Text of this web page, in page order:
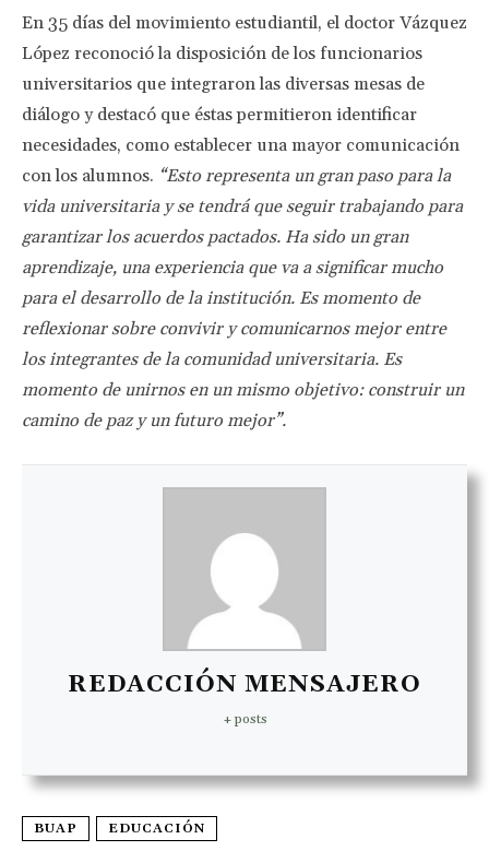
En 35 días del movimiento estudiantil, el doctor Vázquez
López reconoció la disposición de los funcionarios
universitarios que integraron las diversas mesas de
diálogo y destacó que éstas permitieron identificar
necesidades, como establecer una mayor comunicación
con los alumnos. “Esto representa un gran paso para la
vida universitaria y se tendrá que seguir trabajando para
garantizar los acuerdos pactados. Ha sido un gran
aprendizaje, una experiencia que va a significar mucho
para el desarrollo de la institución. Es momento de
reflexionar sobre convivir y comunicarnos mejor entre
los integrantes de la comunidad universitaria. Es
momento de unirnos en un mismo objetivo: construir un
camino de paz y un futuro mejor”.
REDACCIÓN MENSAJERO
+ posts
BUAP EDUCACIÓN